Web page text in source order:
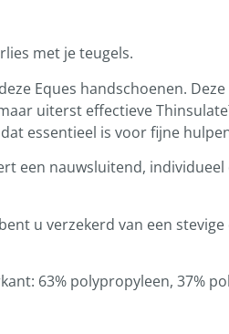
met je teugels.
Eques handschoenen.
uiterst effectieve
essentieel is voor fijne
een nauwsluitend,
u verzekerd van een
63% polypropyleen, 37%